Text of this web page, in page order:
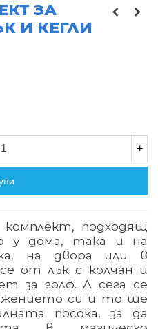
ЗА
И КЕГЛИ
+
подходящ
у дома, така и на
на двора или в
от лък с колчан и
за голф. А сега се
си и то ще
посока, за да